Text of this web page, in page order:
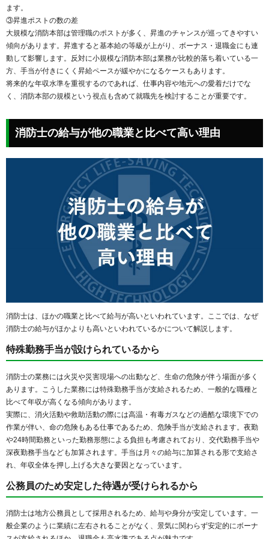
ます。
③昇進ポストの数の差
大規模な消防本部は管理職のポストが多く、昇進のチャンスが巡ってきやすい
傾向があります。昇進すると基本給の等級が上がり、ボーナス・退職金にも連
動して影響します。反対に小規模な消防本部は業務が比較的落ち着いている一
方、手当が付きにくく昇給ペースが緩やかになるケースもあります。
将来的な年収水準を重視するのであれば、仕事内容や地元への愛着だけでな
く、消防本部の規模という視点も含めて就職先を検討することが重要です。
消防士の給与が他の職業と比べて高い理由
消防士は、ほかの職業と比べて給与が高いといわれています。ここでは、なぜ
消防士の給与がほかよりも高いといわれているかについて解説します。
特殊勤務手当が設けられているから
消防士の業務には火災や災害現場への出動など、生命の危険が伴う場面が多く
あります。こうした業務には特殊勤務手当が支給されるため、一般的な職種と
比べて年収が高くなる傾向があります。
実際に、消火活動や救助活動の際には高温・有毒ガスなどの過酷な環境下での
作業が伴い、命の危険もある仕事であるため、危険手当が支給されます。夜勤
や24時間勤務といった勤務形態による負担も考慮されており、交代勤務手当や
深夜勤務手当なども加算されます。手当は月々の給与に加算される形で支給さ
れ、年収全体を押し上げる大きな要因となっています。
公務員のため安定した待遇が受けられるから
消防士は地方公務員として採用されるため、給与や身分が安定しています。一
般企業のように業績に左右されることがなく、景気に関わらず安定的にボーナ